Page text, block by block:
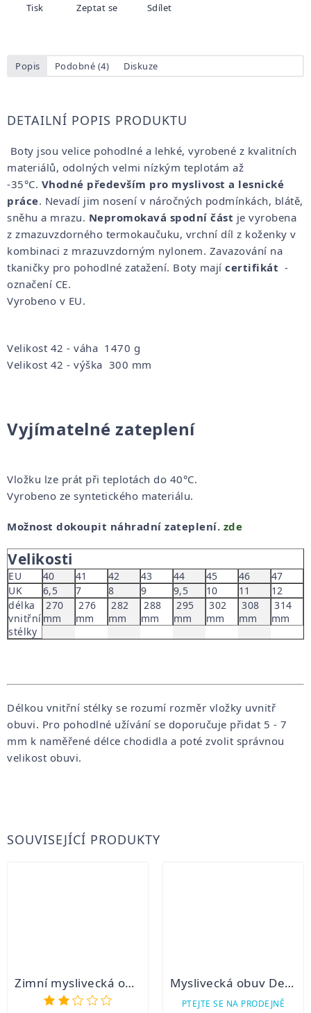
Tisk Zeptat se Sdílet
Popis Podobné (4) Diskuze
DETAILNÍ POPIS PRODUKTU
Boty jsou velice pohodlné a lehké, vyrobené z kvalitních
materiálů, odolných velmi nízkým teplotám až
-35°C. Vhodné především pro myslivost a lesnické
práce. Nevadí jim nosení v náročných podmínkách, blátě,
sněhu a mrazu. Nepromokavá spodní část je vyrobena
z zmazuvzdorného termokaučuku, vrchní díl z koženky v
kombinaci z mrazuvzdorným nylonem. Zavazování na
tkaničky pro pohodlné zatažení. Boty mají certifikát -
označení CE.
Vyrobeno v EU.
Velikost 42 - váha 1470 g
Velikost 42 - výška 300 mm
Vyjímatelné zateplení
Vložku lze prát při teplotách do 40°C.
Vyrobeno ze syntetického materiálu.
Možnost dokoupit náhradní zateplení. zde
Velikosti
EU
UK
délka
vnitřní
stélky
40
6,5
270
mm
41
7
276
mm
42
8
282
mm
43
9
288
mm
44
9,5
295
mm
45
10
302
mm
46
11
308
mm
47
12
314
mm
Délkou vnitřní stélky se rozumí rozměr vložky uvnitř
obuvi. Pro pohodlné užívání se doporučuje přidat 5 - 7
mm k naměřené délce chodidla a poté zvolit správnou
velikost obuvi.
SOUVISEJÍCÍ PRODUKTY
Zimní myslivecká obuv – TERRAIN
Průměrné
Myslivecká obuv Demar TIROL DELUXE
PTEJTE SE NA PRODEJNĚ